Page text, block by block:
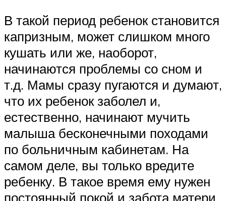
В такой период ребенок становится
капризным, может слишком много
кушать или же, наоборот,
начинаются проблемы со сном и
т.д. Мамы сразу пугаются и думают,
что их ребенок заболел и,
естественно, начинают мучить
малыша бесконечными походами
по больничным кабинетам. На
самом деле, вы только вредите
ребенку. В такое время ему нужен
постоянный покой и забота матери,